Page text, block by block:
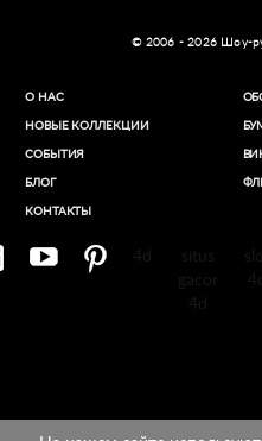
© 2006 - 2026 Шоу-
О НАС
НОВЫЕ КОЛЛЕКЦИИ
СОБЫТИЯ
БЛОГ
КОНТАКТЫ